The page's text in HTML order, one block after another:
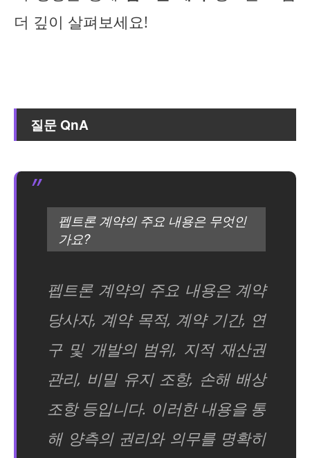
더 깊이 살펴보세요!
질문 QnA
펩트론 계약의 주요 내용은 무엇인
가요?
펩트론 계약의 주요 내용은 계약
당사자, 계약 목적, 계약 기간, 연
구 및 개발의 범위, 지적 재산권
관리, 비밀 유지 조항, 손해 배상
조항 등입니다. 이러한 내용을 통
해 양측의 권리와 의무를 명확히